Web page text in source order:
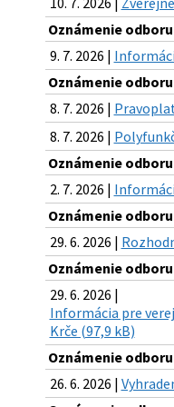
Oznámenie
9. 7. 2026 |
Oznámenie
8. 7. 2026 |
8. 7. 2026 |
Oznámenie
2. 7. 2026 |
Oznámenie
29. 6. 2026 |
Oznámenie
29. 6. 2026 |
Informácia pre
Krče (97,9 kB)
Oznámenie
26. 6. 2026 |